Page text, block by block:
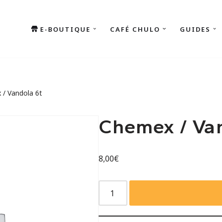
E-BOUTIQUE CAFÉ CHULO GUIDES
/ Vandola 6t
Chemex /
8,00€